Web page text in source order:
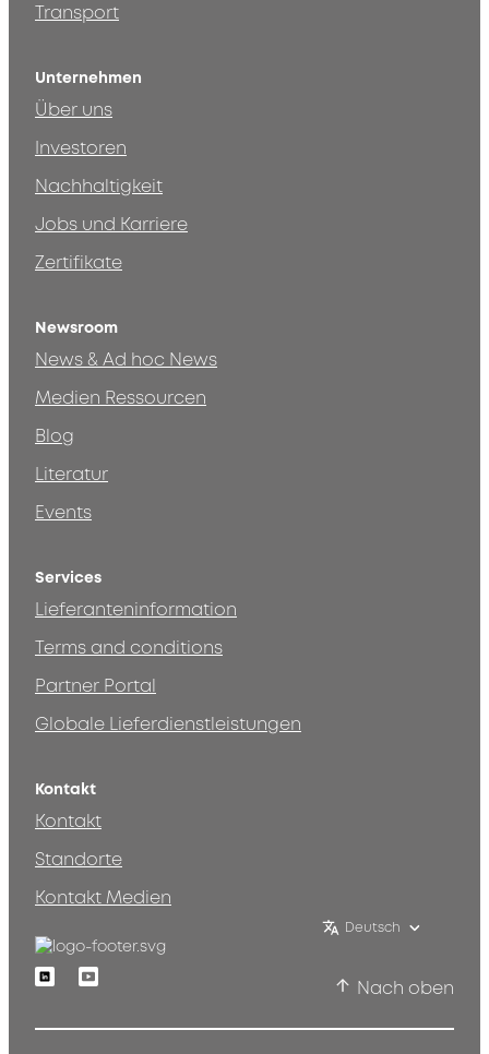
Transport
Unternehmen
Über uns
Investoren
Nachhaltigkeit
Jobs und Karriere
Zertifikate
Newsroom
News & Ad hoc News
Medien Ressourcen
Blog
Literatur
Events
Services
Lieferanteninformation
Terms and conditions
Partner Portal
Globale Lieferdienstleistungen
Kontakt
Kontakt
Standorte
Kontakt Medien
Deutsch
LinkedinYoutube
Nach oben